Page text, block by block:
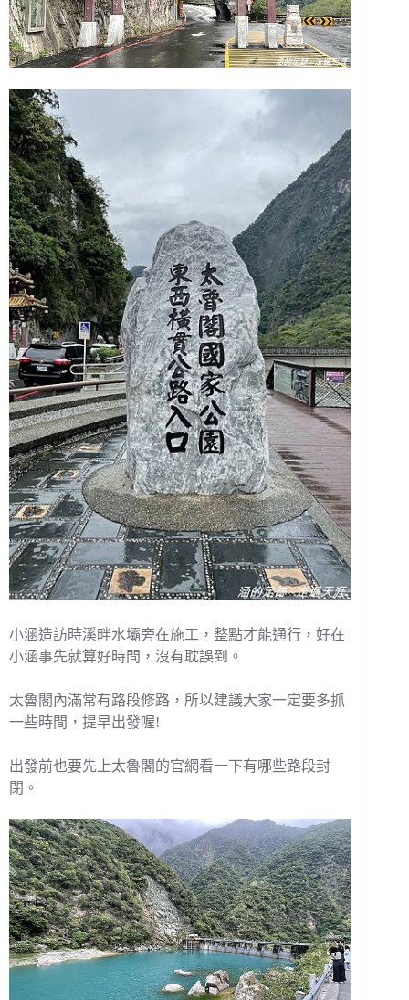
小涵造訪時溪畔水壩旁在施工，整點才能通行，好在
小涵事先就算好時間，沒有耽誤到。
太魯閣內滿常有路段修路，所以建議大家一定要多抓
一些時間，提早出發喔!
出發前也要先上太魯閣的官網看一下有哪些路段封
閉。